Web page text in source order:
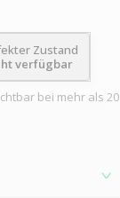
Zustand
verfügbar
bei mehr als 20